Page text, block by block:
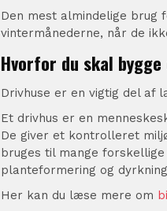
Den mest almindelige brug
vintermånederne, når de
Hvorfor du skal bygge
Drivhuse er en vigtig del af
Et drivhus er en
De giver et kontrolleret
bruges til mange
planteformering og
Her kan du læse mere om